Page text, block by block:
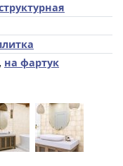
, на фартук